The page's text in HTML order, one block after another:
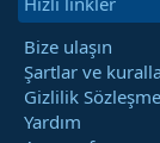
Bize ulaşın
Şartlar ve
Gizlilik
Yardım